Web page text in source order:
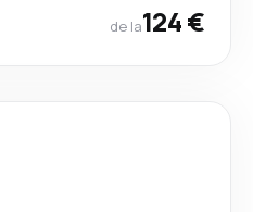
de la124 €